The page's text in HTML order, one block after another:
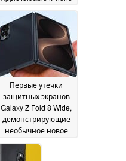
дня
30 May 2026
Первые утечки
защитных экранов
Galaxy Z Fold 8 Wide,
демонстрирующие
необычное новое
24 May 2026